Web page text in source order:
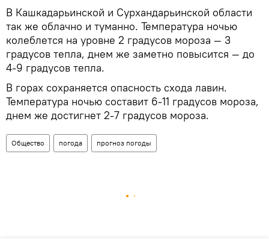
В Кашкадарьинской и Сурхандарьинской области
так же облачно и туманно. Температура ночью
колеблется на уровне 2 градусов мороза — 3
градусов тепла, днем же заметно повысится — до
4-9 градусов тепла.
В горах сохраняется опасность схода лавин.
Температура ночью составит 6-11 градусов мороза,
днем же достигнет 2-7 градусов мороза.
Общество погода прогноз погоды